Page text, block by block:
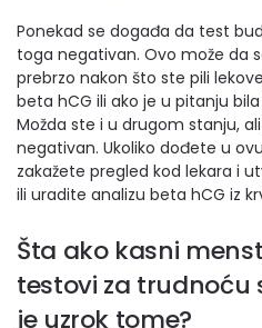
Ponekad se događa da test
toga negativan. Ovo može da
prebrzo nakon što ste pili
beta hCG ili ako je u pitanju
Možda ste i u drugom stanju,
negativan. Ukoliko dođete u
zakažete pregled kod lekara i
ili uradite analizu beta hCG iz
Šta ako kasni
testovi za trudnoću
je uzrok tome?